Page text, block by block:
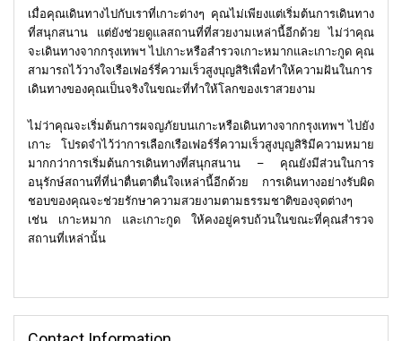
เมื่อคุณเดินทางไปกับเราที่เกาะต่างๆ คุณไม่เพียงแต่เริ่มต้นการเดินทาง
ที่สนุกสนาน แต่ยังช่วยดูแลสถานที่ที่สวยงามเหล่านี้อีกด้วย ไม่ว่าคุณ
จะเดินทางจากกรุงเทพฯ ไปเกาะหรือสำรวจเกาะหมากและเกาะกูด คุณ
สามารถไว้วางใจเรือเฟอร์รี่ความเร็วสูงบุญสิริเพื่อทำให้ความฝันในการ
เดินทางของคุณเป็นจริงในขณะที่ทำให้โลกของเราสวยงาม
ไม่ว่าคุณจะเริ่มต้นการผจญภัยบนเกาะหรือเดินทางจากกรุงเทพฯ ไปยัง
เกาะ โปรดจำไว้ว่าการเลือกเรือเฟอร์รี่ความเร็วสูงบุญสิริมีความหมาย
มากกว่าการเริ่มต้นการเดินทางที่สนุกสนาน – คุณยังมีส่วนในการ
อนุรักษ์สถานที่ที่น่าตื่นตาตื่นใจเหล่านี้อีกด้วย การเดินทางอย่างรับผิด
ชอบของคุณจะช่วยรักษาความสวยงามตามธรรมชาติของจุดต่างๆ
เช่น เกาะหมาก และเกาะกูด ให้คงอยู่ครบถ้วนในขณะที่คุณสำรวจ
สถานที่เหล่านั้น